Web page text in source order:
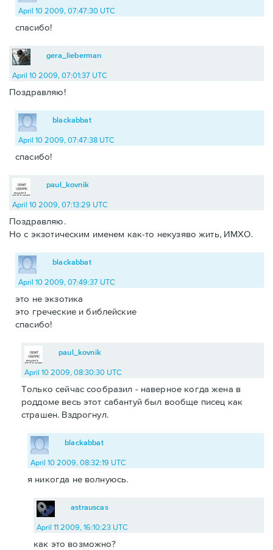
April 10 2009, 07:47:30 UTC
спасибо!
gera_lieberman
April 10 2009, 07:01:37 UTC
Поздравляю!
blackabbat
April 10 2009, 07:47:38 UTC
спасибо!
paul_kovnik
April 10 2009, 07:13:29 UTC
Поздравляю.
Но с экзотическим именем как-то некузяво жить, ИМХО.
blackabbat
April 10 2009, 07:49:37 UTC
это не экзотика
это греческие и библейские
спасибо!
paul_kovnik
April 10 2009, 08:30:30 UTC
Только сейчас сообразил - наверное когда жена в
роддоме весь этот сабантуй был вообще писец как
страшен. Вздрогнул.
blackabbat
April 10 2009, 08:32:19 UTC
я никогда не волнуюсь.
astrauscas
April 11 2009, 16:10:23 UTC
как это возможно?